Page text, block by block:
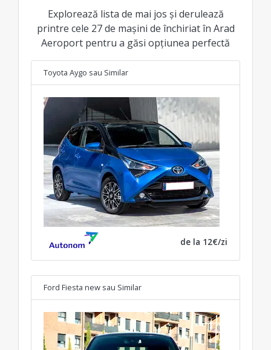
Explorează lista de mai jos și derulează
printre cele 27 de mașini de închiriat în Arad
Aeroport pentru a găsi opțiunea perfectă
Toyota Aygo sau Similar
de la 12€/zi
Ford Fiesta new sau Similar